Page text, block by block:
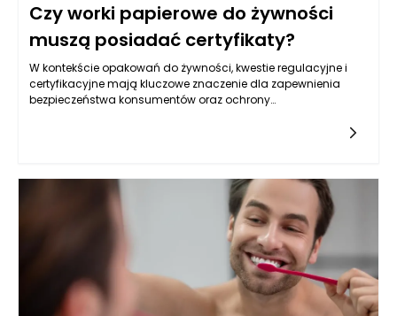
Czy worki papierowe do żywności
muszą posiadać certyfikaty?
W kontekście opakowań do żywności, kwestie regulacyjne i
certyfikacyjne mają kluczowe znaczenie dla zapewnienia
bezpieczeństwa konsumentów oraz ochrony
świecie istnieją polityki, które wymagają, aby opakowania do
żywności, w tym worki papierowe, były certyfikowane, co
odnosi się głównie do certyfikatów zgodności z normami
dotyczącymi materiałów mających kontakt z żywnością.
Przepisy te dotyczą zarówno chemicznych właściwości
użytych surowców, jak i mikrobiologicznych aspektów
opakowania. W praktyce oznacza to, że worki papierowe
muszą być produkowane z odpowiednich materiałów, które
nie przenikają niebezpiecznych substancji do żywności.